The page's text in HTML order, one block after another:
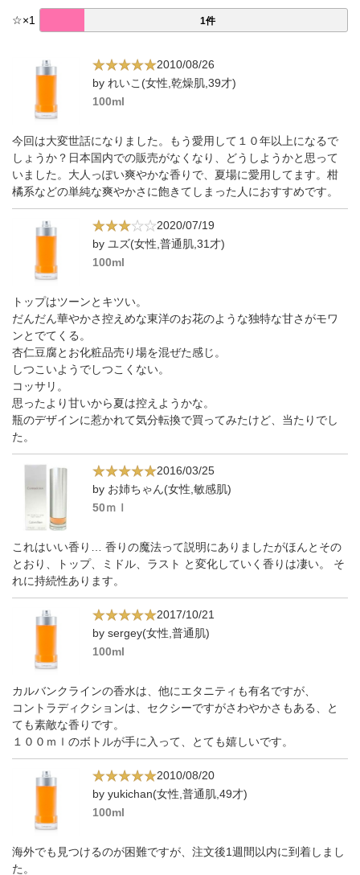
☆×1 1件
2010/08/26
by れいこ(女性,乾燥肌,39才)
100ml
今回は大変世話になりました。もう愛用して１０年以上になるで
しょうか？日本国内での販売がなくなり、どうしようかと思って
いました。大人っぽい爽やかな香りで、夏場に愛用してます。柑
橘系などの単純な爽やかさに飽きてしまった人におすすめです。
2020/07/19
by ユズ(女性,普通肌,31才)
100ml
トップはツーンとキツい。
だんだん華やかさ控えめな東洋のお花のような独特な甘さがモワ
ンとでてくる。
杏仁豆腐とお化粧品売り場を混ぜた感じ。
しつこいようでしつこくない。
コッサリ。
思ったより甘いから夏は控えようかな。
瓶のデザインに惹かれて気分転換で買ってみたけど、当たりでし
た。
2016/03/25
by お姉ちゃん(女性,敏感肌)
50ｍｌ
これはいい香り… 香りの魔法って説明にありましたがほんとその
とおり、トップ、ミドル、ラスト と変化していく香りは凄い。 そ
れに持続性あります。
2017/10/21
by sergey(女性,普通肌)
100ml
カルバンクラインの香水は、他にエタニティも有名ですが、
コントラディクションは、セクシーですがさわやかさもある、と
ても素敵な香りです。
１００ｍｌのボトルが手に入って、とても嬉しいです。
2010/08/20
by yukichan(女性,普通肌,49才)
100ml
海外でも見つけるのが困難ですが、注文後1週間以内に到着しまし
た。